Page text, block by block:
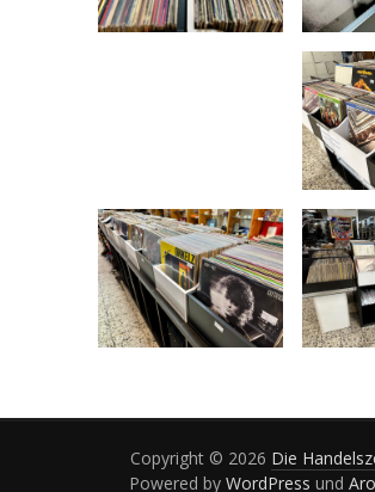
Copyright © 2026 Die
Powered by WordPress und